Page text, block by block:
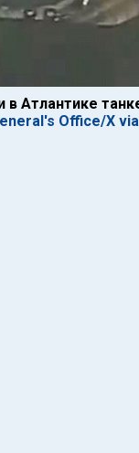
в Атлантике
Office/X